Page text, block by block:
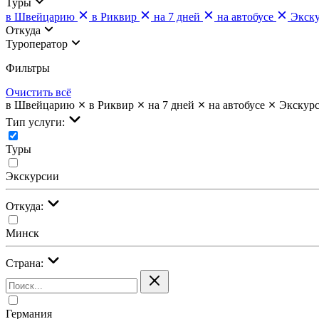
в Швейцарию
в Риквир на 7 дней на автобусе
Откуда
Туроператор
Фильтры
Очистить всё
в Швейцарию
в Риквир на 7 дней на автобусе
Тип услуги:
Туры
Экскурсии
Откуда:
Минск
Страна:
Германия